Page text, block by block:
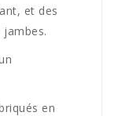
et des
en